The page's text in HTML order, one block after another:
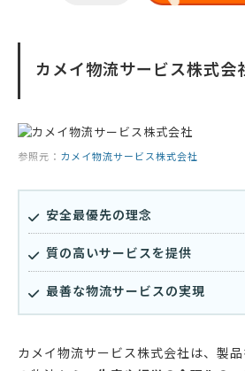
カメイ物流サービス株式会
参照元： カメイ物流サービス株式会社
安全最優先の理念
質の高いサービスを提供
最善な物流サービスの実現
カメイ物流サービス株式会社は、製